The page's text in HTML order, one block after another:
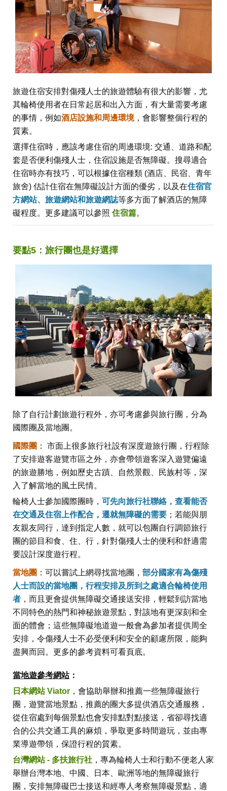
旅遊住宿安排對傷殘人士的旅遊體驗有很大的影響，尤
其輪椅使用者在日常起居和出入方面，有大量需要考慮
的事情，例如酒店設施和周邊環境，會影響整個行程的
質素。
選擇住宿時，應該考慮住宿的周邊環境: 交通、道路和配
套是否便利傷殘人士，住宿設施是否無障礙。搜尋適合
住宿時亦有技巧，可以根據住宿種類 (酒店、民宿、青年
旅舍) 估計住宿在無障礙設計方面的優劣，以及在住宿官
方網站、旅遊網站和旅遊網誌等多方面了解酒店的無障
礙程度。更多建議可以參照 住宿篇。
要點5：旅行團也是好選擇
除了自行計劃旅遊行程外，亦可考慮參與旅行團，分為
國際團及當地團。
國際團 ： 市面上很多旅行社設有深度遊旅行團，行程除
了安排遊客遊覽市區之外，亦會帶領遊客深入遊覽偏遠
的旅遊勝地，例如歷史古蹟、自然景觀、民族村等，深
入了解當地的風土民情。
輪椅人士參加國際團時， 可先向旅行社聯絡，查看能否
在交通及住宿上作配合，遷就無障礙的需要 ；若能與朋
友親友同行，達到指定人數，就可以包團自行調節旅行
團的節目和食、住、行，針對傷殘人士的便利和舒適需
要設計深度遊行程。
當地團 ：可以嘗試上網尋找當地團， 部分國家有為傷殘
人士而設的當地團，行程安排及所到之處適合輪椅使用
者 ，而且更會提供無障礙交通接送安排，輕鬆到訪當地
不同特色的熱門和神秘旅遊景點，對該地有更深刻和全
面的體會；這些無障礙地道遊一般會為參加者提供周全
安排，令傷殘人士不必受便利和安全的顧慮所限，能夠
盡興而回。更多的參考資料可看頁底。
當地遊參考網站：
日本網站 Viator ，會協助舉辦和推薦一些無障礙旅行
團，遊覽當地景點，推薦的團大多提供酒店交通服務，
從住宿處到每個景點也會安排點對點接送，省卻尋找適
合的公共交通工具的麻煩，爭取更多時間遊玩，並由專
業導遊帶領，保證行程的質素。
台灣網站 - 多扶旅行社 ，專為輪椅人士和行動不便老人家
舉辦台灣本地、中國、日本、歐洲等地的無障礙旅行
團，安排無障礙巴士接送和經專人考察無障礙景點，適